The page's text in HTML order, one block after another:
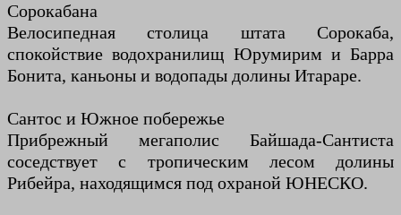
Сорокабана
Велосипедная столица штата Сорокаба,
спокойствие водохранилищ Юрумирим и Барра
Бонита, каньоны и водопады долины Итараре.
Сантос и Южное побережье
Прибрежный мегаполис Байшада-Сантиста
соседствует с тропическим лесом долины
Рибейра, находящимся под охраной ЮНЕСКО.